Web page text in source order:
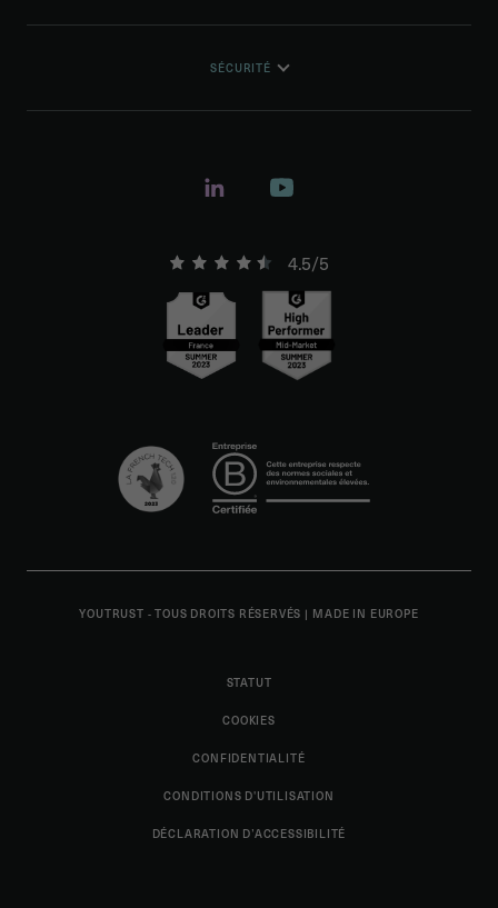
SÉCURITÉ
4.5/5
YOUTRUST - TOUS DROITS RÉSERVÉS | MADE IN EUROPE
STATUT
COOKIES
CONFIDENTIALITÉ
CONDITIONS D'UTILISATION
DÉCLARATION D’ACCESSIBILITÉ